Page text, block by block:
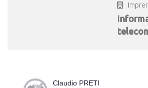
Claudio PRETI